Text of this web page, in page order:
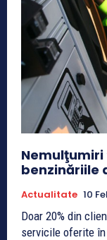
benzinăriile
Actualitate 10
Doar 20% din
servicile oferite